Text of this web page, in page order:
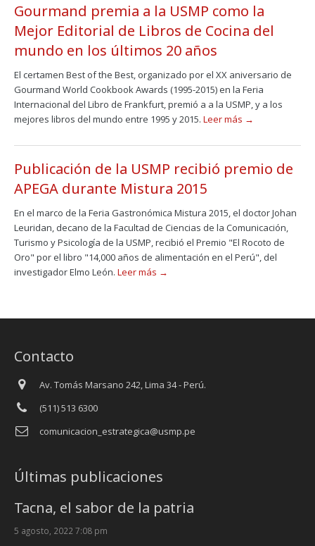
Gourmand premia a la USMP como la
Mejor Editorial de Libros de Cocina del
mundo en los últimos 20 años
El certamen Best of the Best, organizado por el XX aniversario de
Gourmand World Cookbook Awards (1995-2015) en la Feria
Internacional del Libro de Frankfurt, premió a a la USMP, y a los
mejores libros del mundo entre 1995 y 2015. Leer más →
Publicación de la USMP recibió premio de
APEGA durante Mistura 2015
En el marco de la Feria Gastronómica Mistura 2015, el doctor Johan
Leuridan, decano de la Facultad de Ciencias de la Comunicación,
Turismo y Psicología de la USMP, recibió el Premio "El Rocoto de
Oro" por el libro "14,000 años de alimentación en el Perú", del
investigador Elmo León. Leer más →
Contacto
Av. Tomás Marsano 242, Lima 34 - Perú.
(511) 513 6300
comunicacion_estrategica@usmp.pe
Últimas publicaciones
Tacna, el sabor de la patria
5 agosto, 2022 7:08 pm